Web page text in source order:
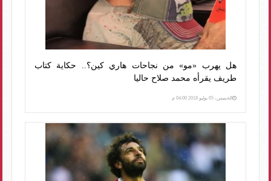
هل يهرب «مو» من نجاحات هاري كين؟.. حكاية كتاب
طريف يقرأه محمد صلاح حاليا
الخميس، 05 يوليو 2018 04:00 م